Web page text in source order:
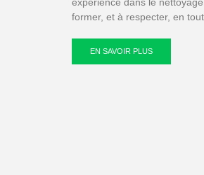
former, et à respecter, en
EN SAVOIR PLUS